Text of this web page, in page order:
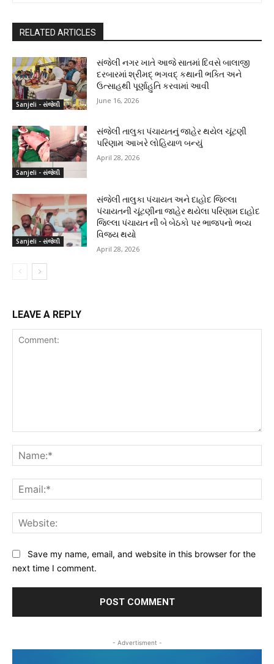
RELATED ARTICLES
Sanjeli - સંજેલી
સંજેલી નગર ખાતે આજે સાતમાં દિવસે બાલાજી
દરબારમાં શ્રીમદ્ ભગવદ્ કથાની ભક્તિ અને
ઉત્સાહથી પૂર્ણાહુતિ કરવામાં આવી
June 16, 2026
Sanjeli - સંજેલી
સંજેલી તાલુકા પંચાયતનું જાહેર થયેલ ચૂંટણી
પરિણામ આખરે લોહિયાળ બન્યું
April 28, 2026
Sanjeli - સંજેલી
સંજેલી તાલુકા પંચાયત અને દાહોદ જિલ્લા
પંચાયતની ચૂંટણીના જાહેર થયેલા પરિણામ દાહોદ
જિલ્લા પંચાયત ની બે બેઠકો પર ભાજપનો ભવ્ય
વિજય થયો
April 28, 2026
LEAVE A REPLY
Save my name, email, and website in this browser for the
next time I comment.
- Advertisment -